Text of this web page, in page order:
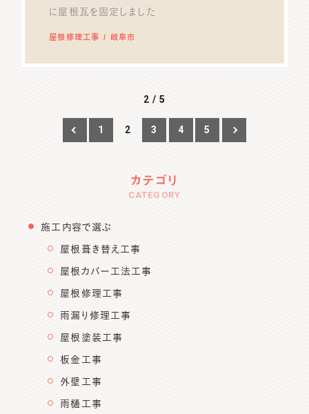
に屋根瓦を固定しました
屋根修理工事 岐阜市
2 / 5
1 2 3 4 5
カテゴリ
CATEGORY
施工内容で選ぶ
屋根葺き替え工事
屋根カバー工法工事
屋根修理工事
雨漏り修理工事
屋根塗装工事
板金工事
外壁工事
雨樋工事